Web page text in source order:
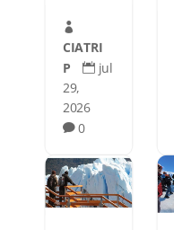

CIATRI
P
 jul
29,
2026
 0